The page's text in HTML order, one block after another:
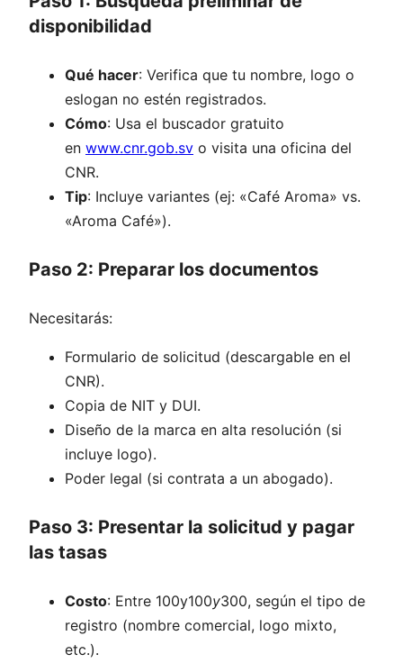
disponibilidad
Qué hacer: Verifica que tu nombre, logo o
eslogan no estén registrados.
Cómo: Usa el buscador gratuito
en www.cnr.gob.sv o visita una oficina del
CNR.
Tip: Incluye variantes (ej: «Café Aroma» vs.
«Aroma Café»).
Paso 2: Preparar los documentos
Necesitarás:
Formulario de solicitud (descargable en el
CNR).
Copia de NIT y DUI.
Diseño de la marca en alta resolución (si
incluye logo).
Poder legal (si contrata a un abogado).
Paso 3: Presentar la solicitud y pagar
las tasas
Costo: Entre 100y100y300, según el tipo de
registro (nombre comercial, logo mixto,
etc.).